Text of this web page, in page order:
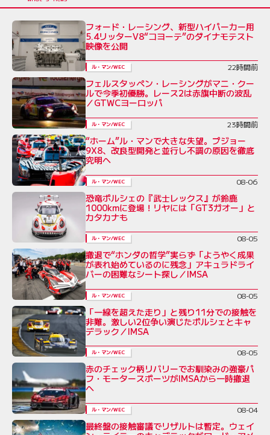
フォード・レーシング、新型ハイパーカー用
5.4リッターV8“コヨーテ”のダイナモテスト
映像を公開
ル・マン/WEC 22時間前
フェルスタッペン・レーシングがマニ・クー
ルで今季初優勝。レース2は赤旗中断の波乱
／GTWCヨーロッパ
ル・マン/WEC 23時間前
“ホーム”ル・マンで大きな失望。プジョー
9X8、改良型開発と並行し不調の原因を徹底
究明へ
ル・マン/WEC 08-06
恐竜ポルシェの『武士レックス』が鈴鹿
1000kmに登場！リヤには「GT3ガオー」と
カタカナも
ル・マン/WEC 08-05
撤退で“ホンダの哲学”実らず「ようやく成果
が表れ始めているのに残念」アキュラドライ
バーの困難なシート探し／IMSA
ル・マン/WEC 08-05
「一線を超えた走り」と残り11分での接触を
非難。激しい2位争い演じたポルシェとキャ
デラック／IMSA
ル・マン/WEC 08-05
赤のチェック柄リバリーでお馴染みの強豪パ
フ・モータースポーツがIMSAから一時撤退
へ
ル・マン/WEC 08-04
最終盤の接触審議でリザルトは暫定。ウェイ